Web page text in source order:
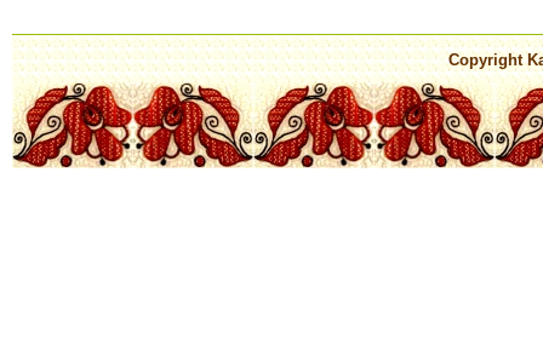
Copyright